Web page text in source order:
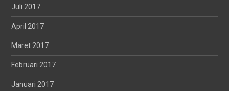
Juli 2017
April 2017
Maret 2017
Februari 2017
Januari 2017